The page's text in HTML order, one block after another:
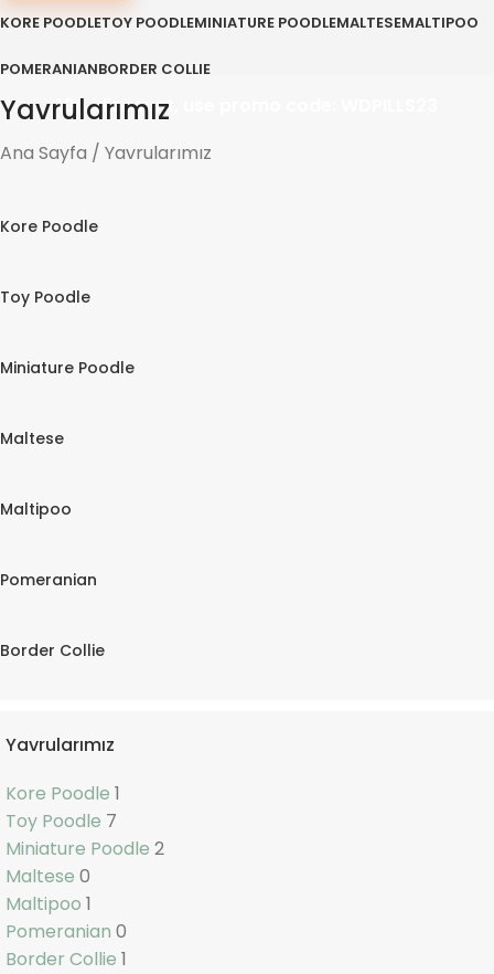
KORE POODLETOY POODLEMINIATURE POODLEMALTESEMALTIPOO
POMERANIANBORDER COLLIE
10% discount, use promo code: WDPILLS23
Yavrularımız
Ana Sayfa Yavrularımız
Kore Poodle
Toy Poodle
Miniature Poodle
Maltese
Maltipoo
Pomeranian
Border Collie
Yavrularımız
Kore Poodle 1
Toy Poodle 7
Miniature Poodle 2
Maltese 0
Maltipoo 1
Pomeranian 0
Border Collie 1